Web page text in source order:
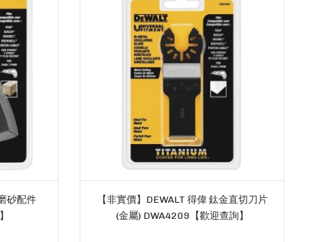
砂配件
【非實價】DEWALT 得偉 鈦金直切刀片
(金屬) DWA4209【歡迎查詢】